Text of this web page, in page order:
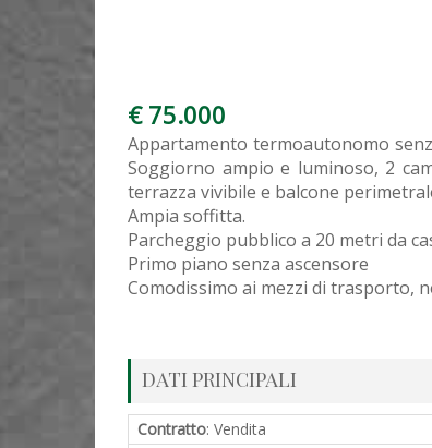
€ 75.000
Appartamento termoautonomo
Soggiorno ampio e luminoso, 2
terrazza vivibile e balcone
Ampia soffitta.
Parcheggio pubblico a 20 metri da
Primo piano senza ascensore
Comodissimo ai mezzi di trasporto,
DATI PRINCIPALI
Contratto: Vendita